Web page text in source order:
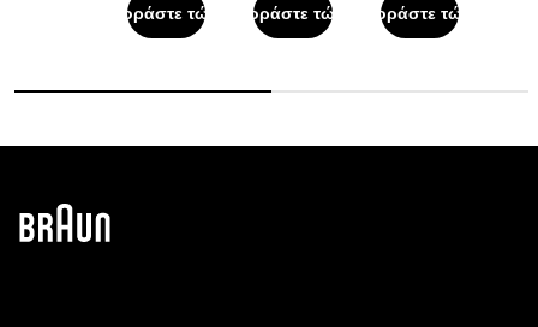
Αγοράστε τώρα Αγοράστε τώρα Αγοράστε τώρα